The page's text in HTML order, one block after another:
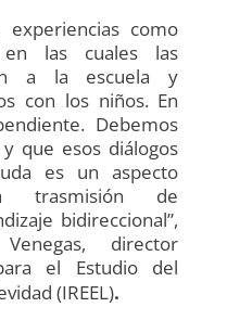
experiencias como
en las cuales las
a la escuela y
con los niños. En
Debemos
que esos diálogos
es un aspecto
trasmisión de
bidireccional”,
director
el Estudio del
(IREEL).